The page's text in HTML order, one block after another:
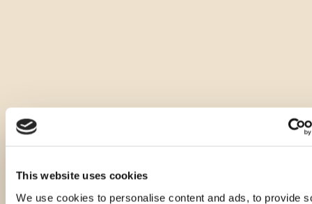
This website uses cookies
We use cookies to personalise content and ads, to provide
prodotto